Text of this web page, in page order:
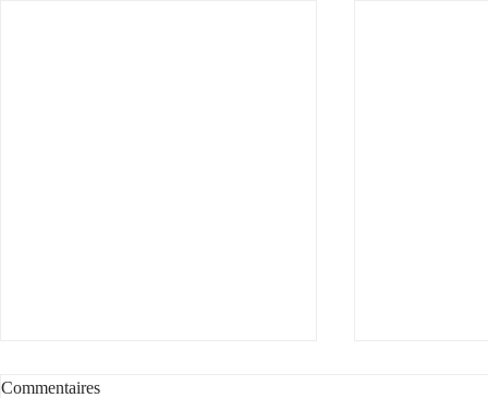
Voyez la vie en rose
Commentaires